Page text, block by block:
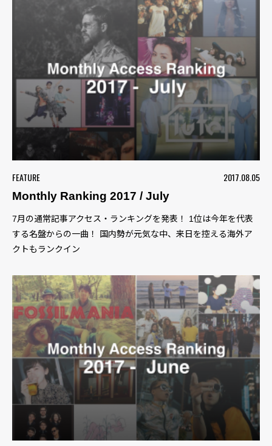
FEATURE
2017.08.05
Monthly Ranking 2017 / July
7月の通常記事アクセス・ランキングを発表！ 1位は今年を代表
する名盤からの一曲！ 国内勢が元気な中、来日を控える海外ア
クトもランクイン